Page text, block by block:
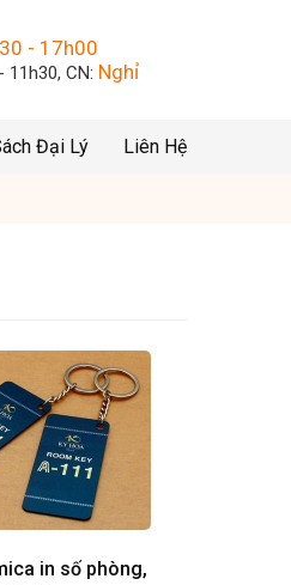
- 17h00
11h30, CN: Nghỉ
Đại Lý Liên Hệ
in số phòng,